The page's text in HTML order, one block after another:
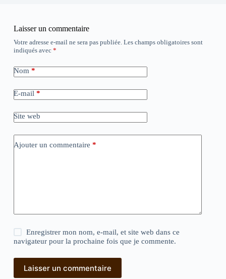
Laisser un commentaire
Votre adresse e-mail ne sera pas publiée. Les champs obligatoires sont
indiqués avec *
Nom *
E-mail *
Site web
Ajouter un commentaire *
Enregistrer mon nom, e-mail, et site web dans ce
navigateur pour la prochaine fois que je commente.
Laisser un commentaire